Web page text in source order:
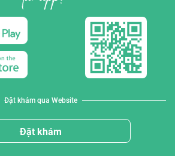
Đặt khám qua Website
Đặt khám